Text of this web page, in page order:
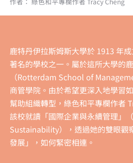
鹿特丹伊拉斯姆斯大學於 1913 年
著名的學校之一。屬於這所大學的
（Rotterdam School of
商管學院。由於希望更深入地學習
幫助組織轉型，綠色和平專欄作者
該校就讀「國際企業與永續管理」
Sustainability），透過她的雙眼觀
發展」，如何緊密相連。